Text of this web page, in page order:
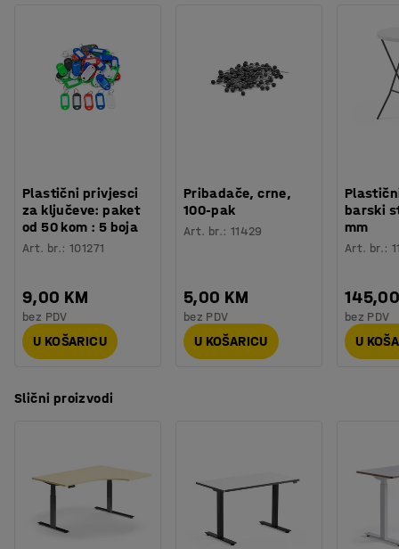
Potreban vam je prostor za spremanje? Namještaj iz
asortimana QBUS je dizajniran tako da se međusobno
može slagati, a modularni sustav olakšava dodavanje
Plastični privjesci
za ključeve: paket
od 50 kom : 5 boja
Art. br.:101271
9,00 KM
bez PDV
U KOŠARICU
Pribadače, crne,
100-pak
Art. br.: 11429
5,00 KM
bez PDV
U KOŠARICU
barski
mm
Art. br.:
bez PDV
U
Slični proizvodi